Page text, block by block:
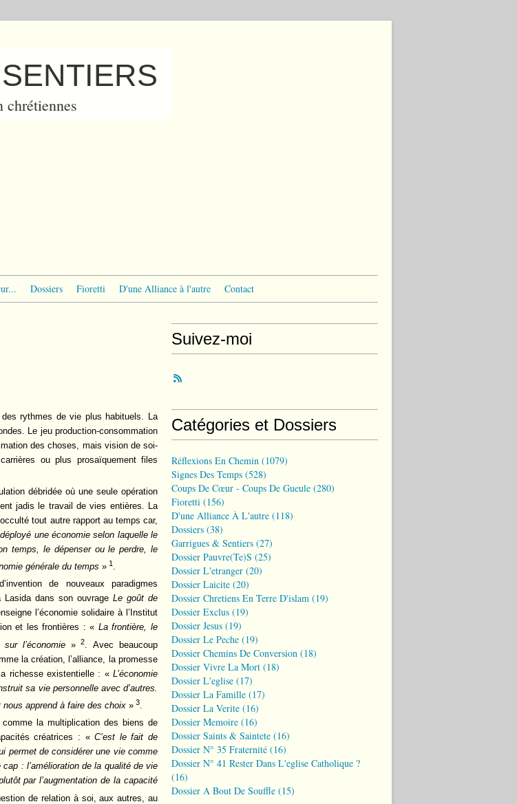
chrétiennes
Dossiers Fioretti D'une Alliance à l'autre Contact
rythmes de vie plus habituels. La
Le jeu production-consommation
des choses, mais vision de soi-
ou plus prosaïquement files
débridée où une seule opération
jadis le travail de vies entières. La
tout autre rapport au temps car,
une économie selon laquelle le
temps, le dépenser ou le perdre, le
générale du temps » 1 .
de nouveaux paradigmes
Lasida dans son ouvrage Le goût de
l’économie solidaire à l’Institut
et les frontières : « La frontière, le
l’économie» 2
. Avec beaucoup
la création, l’alliance, la promesse
richesse existentielle : « L’économie
sa vie personnelle avec d’autres.
apprend à faire des choix » 3.
comme la multiplication des biens de
créatrices : «C’est le fait de
permet de considérer une vie comme
: l’amélioration de la qualité de vie
par l’augmentation de la capacité
de relation à soi, aux autres, au
Suivez-moi
Catégories et Dossiers
Réflexions En Chemin (1079)
Signes Des Temps (528)
Coups De Cœur - Coups De Gueule (280)
Fioretti (156)
D'une Alliance À L'autre (118)
Dossiers (38)
Garrigues & Sentiers (27)
Dossier Pauvre(te)s (25)
Dossier L'etranger (20)
Dossier Laicite (20)
Dossier Chretiens En Terre D'islam (19)
Dossier Exclus (19)
Dossier Jesus (19)
Dossier Le Peche (19)
Dossier Chemins De Conversion (18)
Dossier Vivre La Mort (18)
Dossier L'eglise (17)
Dossier La Famille (17)
Dossier La Verite (16)
Dossier Memoire (16)
Dossier Saints & Saintete (16)
Dossier N° 35 Fraternité (16)
Dossier N° 41 Rester Dans L'eglise Catholique ?
(16)
Dossier A Bout De Souffle (15)